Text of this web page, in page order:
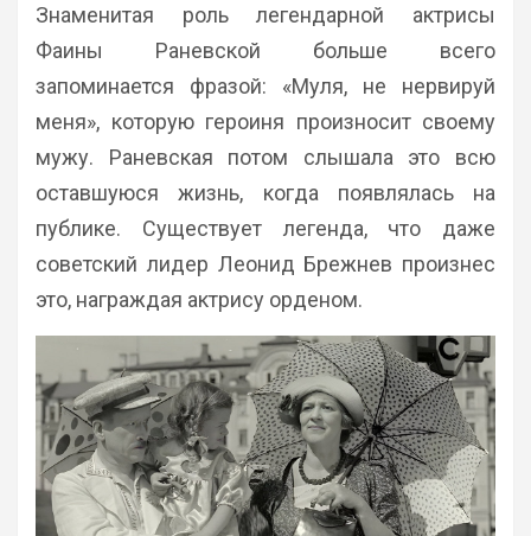
Знаменитая роль легендарной актрисы
Фаины Раневской больше всего
запоминается фразой: «Муля, не нервируй
меня», которую героиня произносит своему
мужу. Раневская потом слышала это всю
оставшуюся жизнь, когда появлялась на
публике. Существует легенда, что даже
советский лидер Леонид Брежнев произнес
это, награждая актрису орденом.